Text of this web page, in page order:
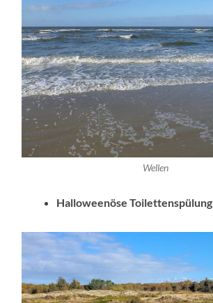
Wellen
Halloweenöse Toilettenspülung